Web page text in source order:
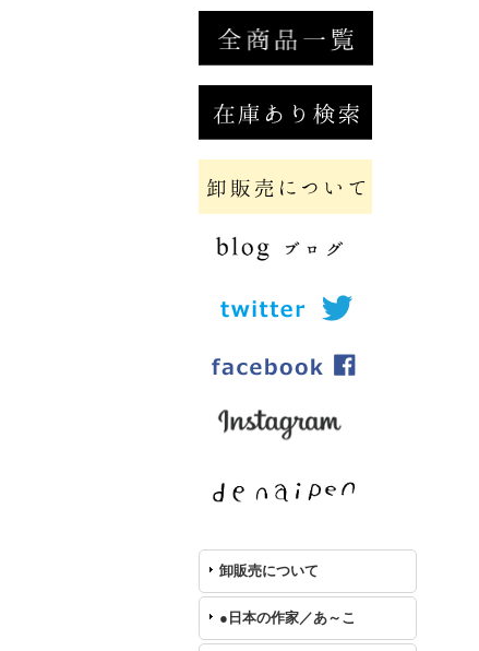
卸販売について
●日本の作家／あ～こ